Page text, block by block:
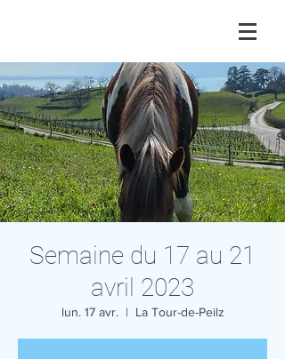
Semaine du 17 au 21
avril 2023
lun. 17 avr.
  |
La Tour-de-Peilz